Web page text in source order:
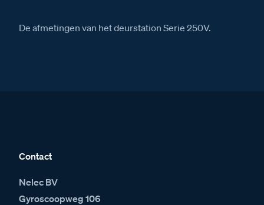
De afmetingen van het deurstation Serie 250V.
Contact
Nelec BV
Gyroscoopweg 106